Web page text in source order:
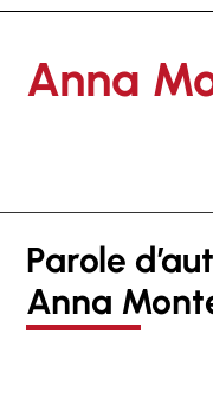
Anna
Parole
Anna